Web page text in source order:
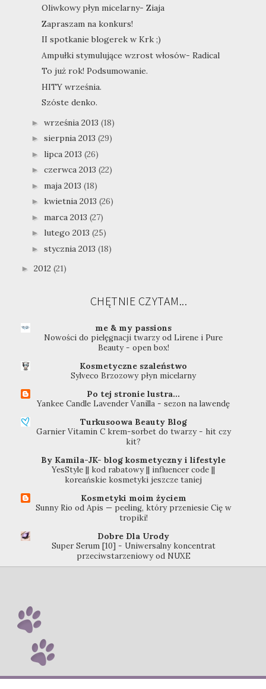
Oliwkowy płyn micelarny- Ziaja
Zapraszam na konkurs!
II spotkanie blogerek w Krk ;)
Ampułki stymulujące wzrost włosów- Radical
To już rok! Podsumowanie.
HITY września.
Szóste denko.
► września 2013 (18)
► sierpnia 2013 (29)
► lipca 2013 (26)
► czerwca 2013 (22)
► maja 2013 (18)
► kwietnia 2013 (26)
► marca 2013 (27)
► lutego 2013 (25)
► stycznia 2013 (18)
► 2012 (21)
CHĘTNIE CZYTAM...
me & my passions
Nowości do pielęgnacji twarzy od Lirene i Pure
Beauty - open box!
Kosmetyczne szaleństwo
Sylveco Brzozowy płyn micelarny
Po tej stronie lustra...
Yankee Candle Lavender Vanilla - sezon na lawendę
Turkusoowa Beauty Blog
Garnier Vitamin C krem-sorbet do twarzy - hit czy
kit?
By Kamila-JK- blog kosmetyczny i lifestyle
YesStyle || kod rabatowy || influencer code ||
koreańskie kosmetyki jeszcze taniej
Kosmetyki moim życiem
Sunny Rio od Apis — peeling, który przeniesie Cię w
tropiki!
Dobre Dla Urody
Super Serum [10] - Uniwersalny koncentrat
przeciwstarzeniowy od NUXE